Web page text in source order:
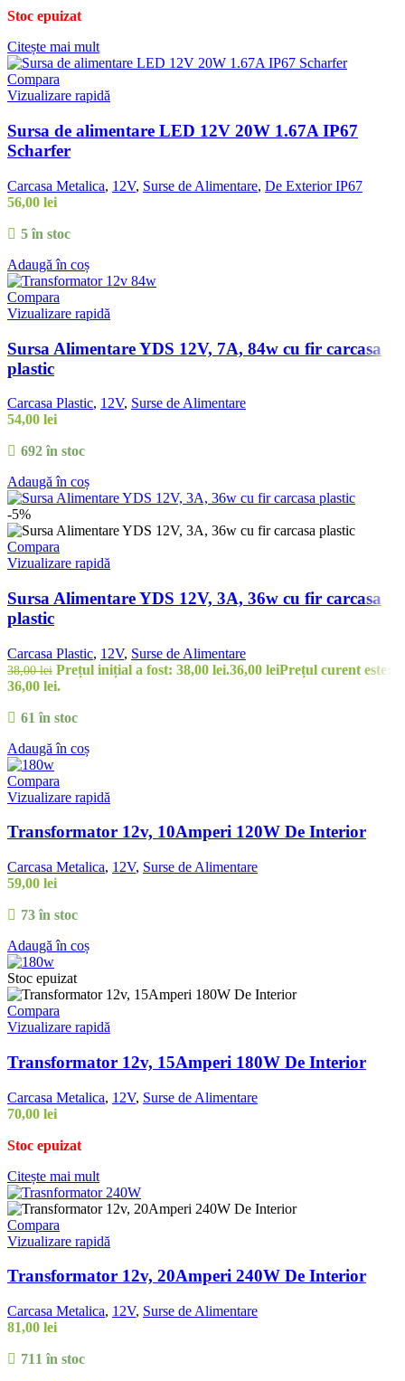
Stoc epuizat
Citește mai mult
Compara
Vizualizare rapidă
Sursa de alimentare LED 12V 20W 1.67A IP67
Scharfer
Carcasa Metalica, 12V, Surse de Alimentare, De Exterior IP67
56,00 lei
5 în stoc
Adaugă în coș
Compara
Vizualizare rapidă
Sursa Alimentare YDS 12V, 7A, 84w cu fir carcasa
plastic
Carcasa Plastic, 12V, Surse de Alimentare
54,00 lei
692 în stoc
Adaugă în coș
-5%
Compara
Vizualizare rapidă
Sursa Alimentare YDS 12V, 3A, 36w cu fir carcasa
plastic
Carcasa Plastic, 12V, Surse de Alimentare
38,00lei Prețul inițial a fost: 38,00 lei.36,00 leiPrețul curent este:
36,00 lei.
61 în stoc
Adaugă în coș
Compara
Vizualizare rapidă
Transformator 12v, 10Amperi 120W De Interior
Carcasa Metalica, 12V, Surse de Alimentare
59,00 lei
73 în stoc
Adaugă în coș
Stoc epuizat
Compara
Vizualizare rapidă
Transformator 12v, 15Amperi 180W De Interior
Carcasa Metalica, 12V, Surse de Alimentare
70,00 lei
Stoc epuizat
Citește mai mult
Compara
Vizualizare rapidă
Transformator 12v, 20Amperi 240W De Interior
Carcasa Metalica, 12V, Surse de Alimentare
81,00 lei
711 în stoc